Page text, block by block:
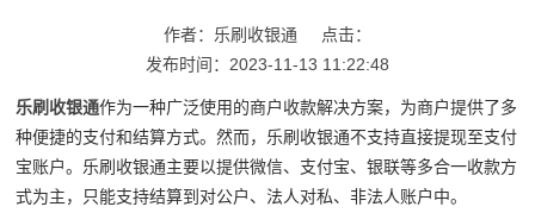
作者：乐刷收银通
点击：
发布时间：2023-11-13 11:22:48
乐刷收银通作为一种广泛使用的商户收款解决方案，为商户提供了多
种便捷的支付和结算方式。然而，乐刷收银通不支持直接提现至支付
宝账户。乐刷收银通主要以提供微信、支付宝、银联等多合一收款方
式为主，只能支持结算到对公户、法人对私、非法人账户中。